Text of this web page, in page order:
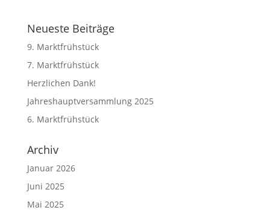
Neueste Beiträge
9. Marktfrühstück
7. Marktfrühstück
Herzlichen Dank!
Jahreshauptversammlung 2025
6. Marktfrühstück
Archiv
Januar 2026
Juni 2025
Mai 2025